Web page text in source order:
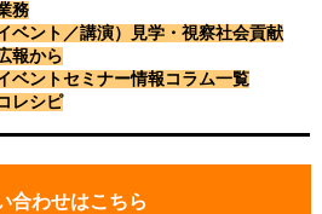
務
ベント／講演）
見学・視察社会貢献
報から
ベントセミナー情報 コラム一覧
レシピ
合わせはこちら